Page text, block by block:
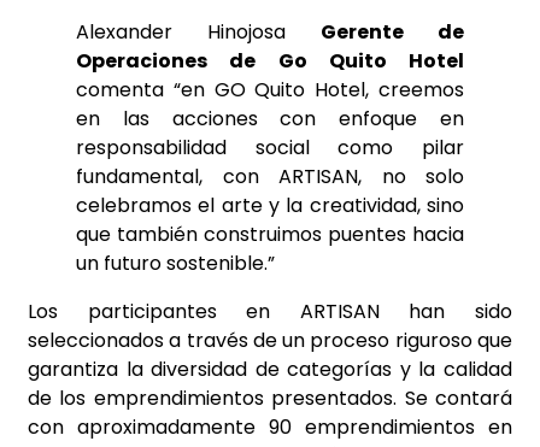
Alexander Hinojosa Gerente de
Operaciones de Go Quito Hotel
comenta “en GO Quito Hotel, creemos
en las acciones con enfoque en
responsabilidad social como pilar
fundamental, con ARTISAN, no solo
celebramos el arte y la creatividad, sino
que también construimos puentes hacia
un futuro sostenible.”
Los participantes en ARTISAN han sido
seleccionados a través de un proceso riguroso que
garantiza la diversidad de categorías y la calidad
de los emprendimientos presentados. Se contará
con aproximadamente 90 emprendimientos en